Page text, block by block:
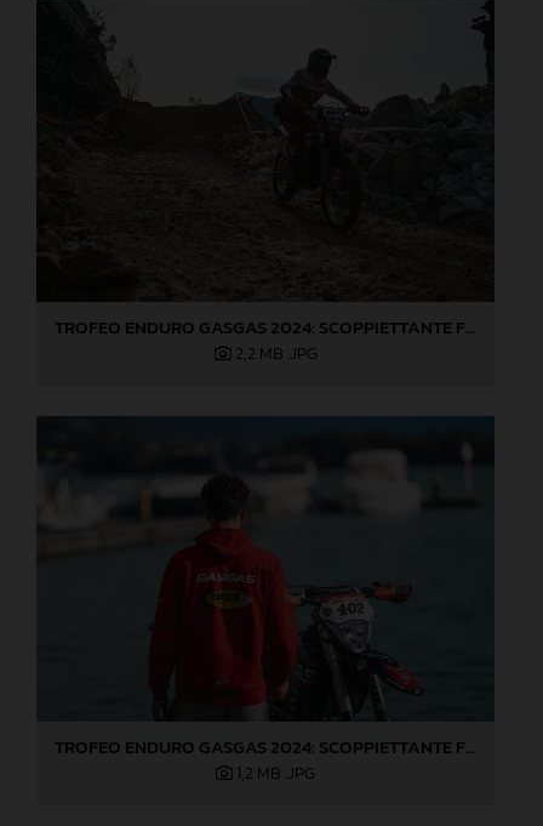
TROFEO ENDURO GASGAS 2024: SCOPPIETTANTE FINALE DI STAGIONE A LOVERE!
2,2 MB .JPG
TROFEO ENDURO GASGAS 2024: SCOPPIETTANTE FINALE DI STAGIONE A LOVERE!
1,2 MB .JPG